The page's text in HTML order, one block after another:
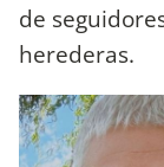
de
herederas.